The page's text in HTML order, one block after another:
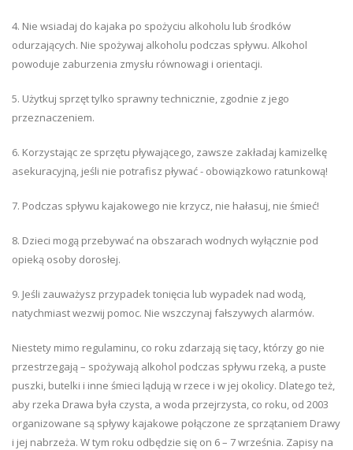
4. Nie wsiadaj do kajaka po spożyciu alkoholu lub środków
odurzających. Nie spożywaj alkoholu podczas spływu. Alkohol
powoduje zaburzenia zmysłu równowagi i orientacji.
5. Użytkuj sprzęt tylko sprawny technicznie, zgodnie z jego
przeznaczeniem.
6. Korzystając ze sprzętu pływającego, zawsze zakładaj kamizelkę
asekuracyjną, jeśli nie potrafisz pływać - obowiązkowo ratunkową!
7. Podczas spływu kajakowego nie krzycz, nie hałasuj, nie śmieć!
8. Dzieci mogą przebywać na obszarach wodnych wyłącznie pod
opieką osoby dorosłej.
9. Jeśli zauważysz przypadek tonięcia lub wypadek nad wodą,
natychmiast wezwij pomoc. Nie wszczynaj fałszywych alarmów.
Niestety mimo regulaminu, co roku zdarzają się tacy, którzy go nie
przestrzegają – spożywają alkohol podczas spływu rzeką, a puste
puszki, butelki i inne śmieci lądują w rzece i w jej okolicy. Dlatego też,
aby rzeka Drawa była czysta, a woda przejrzysta, co roku, od 2003
organizowane są spływy kajakowe połączone ze sprzątaniem Drawy
i jej nabrzeża. W tym roku odbędzie się on 6 – 7 września. Zapisy na